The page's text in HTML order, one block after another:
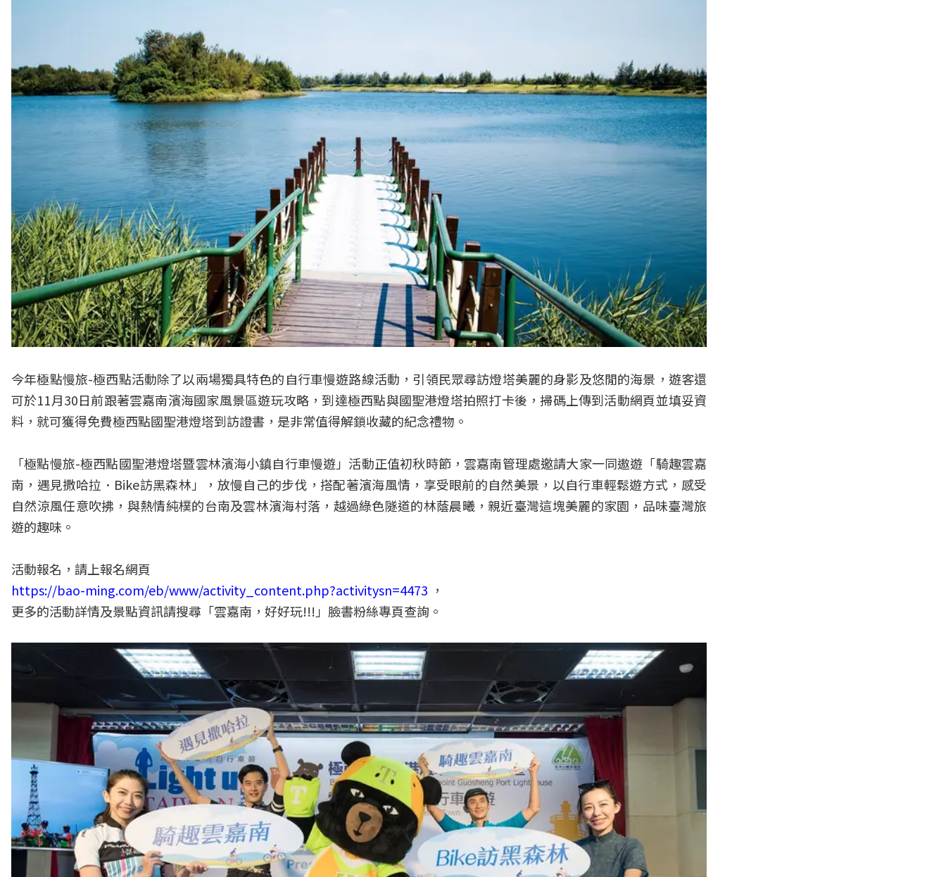
今年極點慢旅-極西點活動除了以兩場獨具特色的自行車慢遊路線活動，引領民眾尋訪燈塔美麗的身影及悠閒的海景，遊客還
可於11月30日前跟著雲嘉南濱海國家風景區遊玩攻略，到達極西點與國聖港燈塔拍照打卡後，掃碼上傳到活動網頁並填妥資
料，就可獲得免費極西點國聖港燈塔到訪證書，是非常值得解鎖收藏的紀念禮物。
「極點慢旅-極西點國聖港燈塔暨雲林濱海小鎮自行車慢遊」活動正值初秋時節，雲嘉南管理處邀請大家一同遨遊「騎趣雲嘉
南，遇見撒哈拉．Bike訪黑森林」，放慢自己的步伐，搭配著濱海風情，享受眼前的自然美景，以自行車輕鬆遊方式，感受
自然涼風任意吹拂，與熱情純樸的台南及雲林濱海村落，越過綠色隧道的林蔭晨曦，親近臺灣這塊美麗的家園，品味臺灣旅
遊的趣味。
活動報名，請上報名網頁
https://bao-ming.com/eb/www/activity_content.php?activitysn=4473 ，
更多的活動詳情及景點資訊請搜尋「雲嘉南，好好玩!!!」臉書粉絲專頁查詢。